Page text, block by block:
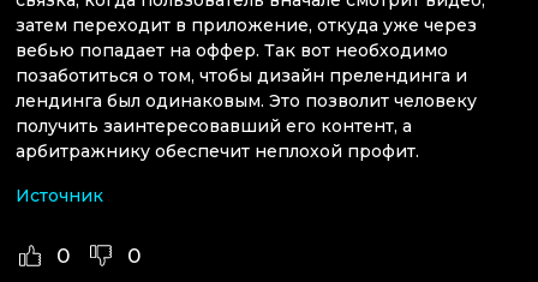
затем переходит в приложение, откуда уже через
вебью попадает на оффер. Так вот необходимо
позаботиться о том, чтобы дизайн прелендинга и
лендинга был одинаковым. Это позволит человеку
получить заинтересовавший его контент, а
арбитражнику обеспечит неплохой профит.
Источник
0 0